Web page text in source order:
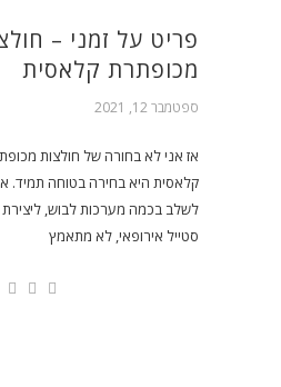
פריט על זמני –
מכופתרת קלאסית
ספטמבר 12, 2021
אז אני לא בחורה של חולצות
קלאסית היא בחירה בטוחה תמיד.
לשלב בכמה מערכות לבוש,
סטייל אירופאי, לא מתאמץ